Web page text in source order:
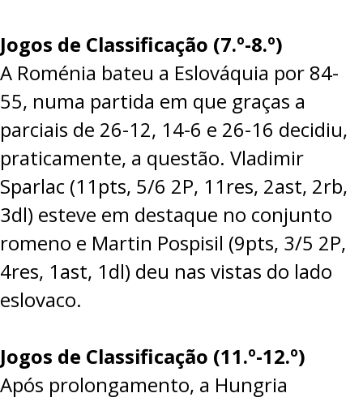
Jogos de Classificação (7.º-8.º)
A Roménia bateu a Eslováquia por 84-
55, numa partida em que graças a
parciais de 26-12, 14-6 e 26-16 decidiu,
praticamente, a questão. Vladimir
Sparlac (11pts, 5/6 2P, 11res, 2ast, 2rb,
3dl) esteve em destaque no conjunto
romeno e Martin Pospisil (9pts, 3/5 2P,
4res, 1ast, 1dl) deu nas vistas do lado
eslovaco.
Jogos de Classificação (11.º-12.º)
Após prolongamento, a Hungria